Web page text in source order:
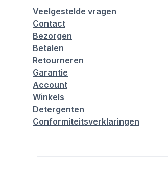
Veelgestelde vragen
Contact
Bezorgen
Betalen
Retourneren
Garantie
Account
Winkels
Detergenten
Conformiteitsverklaringen